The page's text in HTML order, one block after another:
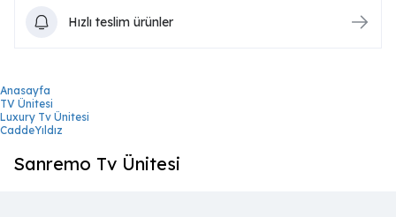
Hızlı teslim ürünler
Anasayfa
TV Ünitesi
Luxury Tv Ünitesi
CaddeYıldız
Sanremo Tv Ünitesi